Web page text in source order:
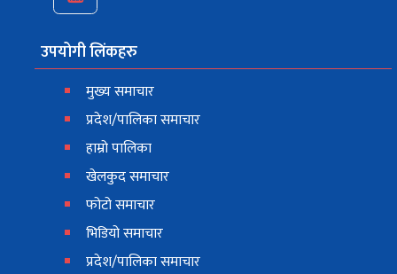
उपयोगी लिंकहरु
मुख्य समाचार
प्रदेश/पालिका समाचार
हाम्रो पालिका
खेलकुद समाचार
फोटो समाचार
भिडियो समाचार
प्रदेश/पालिका समाचार